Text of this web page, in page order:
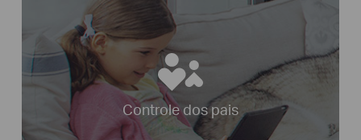
Controle dos pais